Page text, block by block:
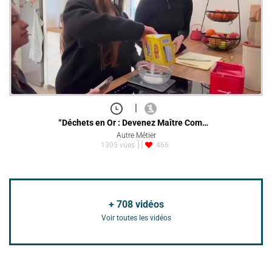
“Déchets en Or : Devenez Maître Com…
Autre Métier
1305 vues
466
+ 708vidéos
Voir toutes les vidéos